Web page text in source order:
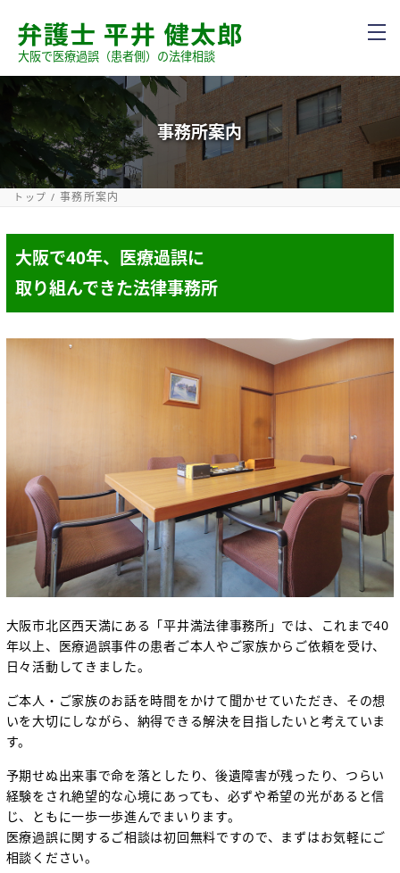
大阪で医療過誤（患者側）の法律相談
事務所案内
トップ 事務所案内
大阪で40年、医療過誤に
取り組んできた法律事務所
大阪市北区西天満にある「平井満法律事務所」では、これまで40
年以上、医療過誤事件の患者ご本人やご家族からご依頼を受け、
日々活動してきました。
ご本人・ご家族のお話を時間をかけて聞かせていただき、その想
いを大切にしながら、納得できる解決を目指したいと考えていま
す。
予期せぬ出来事で命を落としたり、後遺障害が残ったり、つらい
経験をされ絶望的な心境にあっても、必ずや希望の光があると信
じ、ともに一歩一歩進んでまいります。
医療過誤に関するご相談は初回無料ですので、まずはお気軽にご
相談ください。